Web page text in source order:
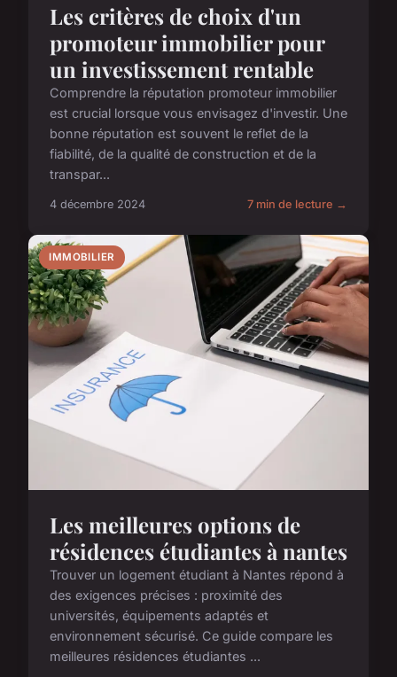
Les critères de choix d'un
promoteur immobilier pour
un investissement rentable
Comprendre la réputation promoteur immobilier
est crucial lorsque vous envisagez d'investir. Une
bonne réputation est souvent le reflet de la
fiabilité, de la qualité de construction et de la
transpar...
4 décembre 2024 7 min de lecture →
IMMOBILIER
Les meilleures options de
résidences étudiantes à nantes
Trouver un logement étudiant à Nantes répond à
des exigences précises : proximité des
universités, équipements adaptés et
environnement sécurisé. Ce guide compare les
meilleures résidences étudiantes ...